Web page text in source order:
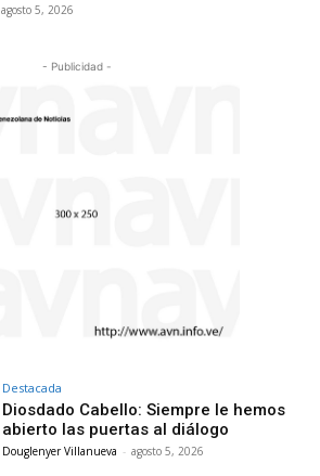
agosto 5, 2026
- Publicidad -
Destacada
Diosdado Cabello: Siempre le hemos
abierto las puertas al diálogo
Douglenyer Villanueva - agosto 5, 2026